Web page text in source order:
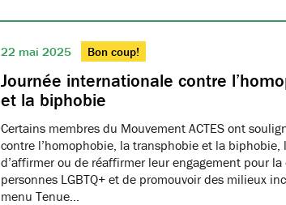
22 mai 2025 Bon coup!
Journée internationale contre
et la biphobie
Certains membres du Mouvement ACTES ont
contre l’homophobie, la transphobie et la biphobie,
d’affirmer ou de réaffirmer leur engagement pour
personnes LGBTQ+ et de promouvoir des milieux
menu Tenue…